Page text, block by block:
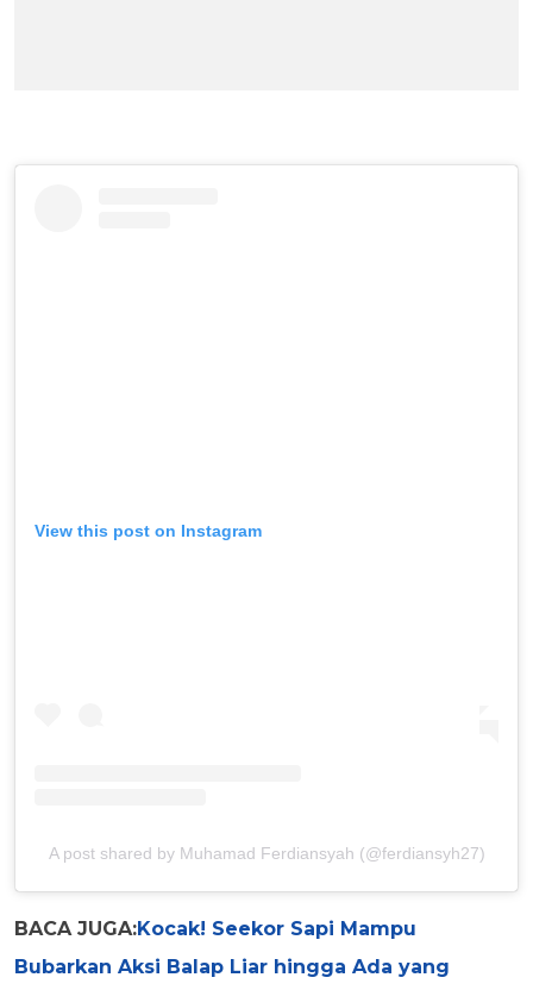
View this post on Instagram
A post shared by Muhamad Ferdiansyah (@ferdiansyh27)
BACA JUGA:Kocak! Seekor Sapi Mampu
Bubarkan Aksi Balap Liar hingga Ada yang